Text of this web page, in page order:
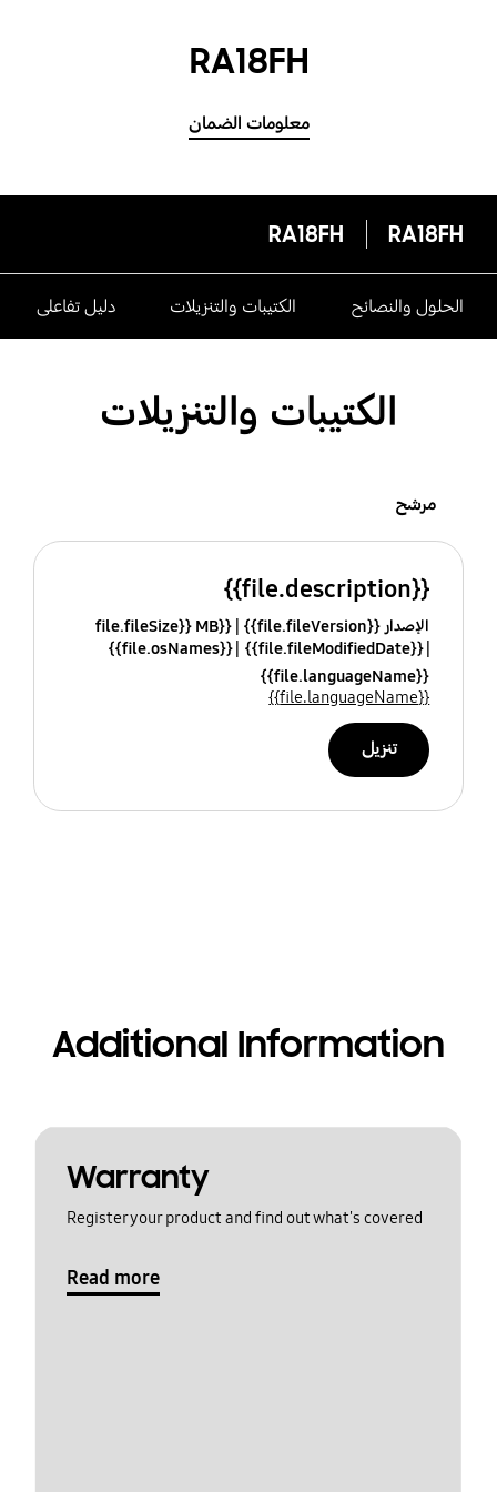
RA18FH
معلومات الضمان
RA18FH
RA18FH
الحلول والنصائح الكتيبات والتنزيلات دليل تفاعلى
الكتيبات والتنزيلات
مرشح
{{file.description}}
الإصدار {{file.fileVersion}}
{{file.fileSize}} MB
{{file.fileModifiedDate}}
{{file.osNames}}
{{file.languageName}}
{{file.languageName}}
تنزيل
Additional Information
Warranty
Register your product and find out what's covered
Read more